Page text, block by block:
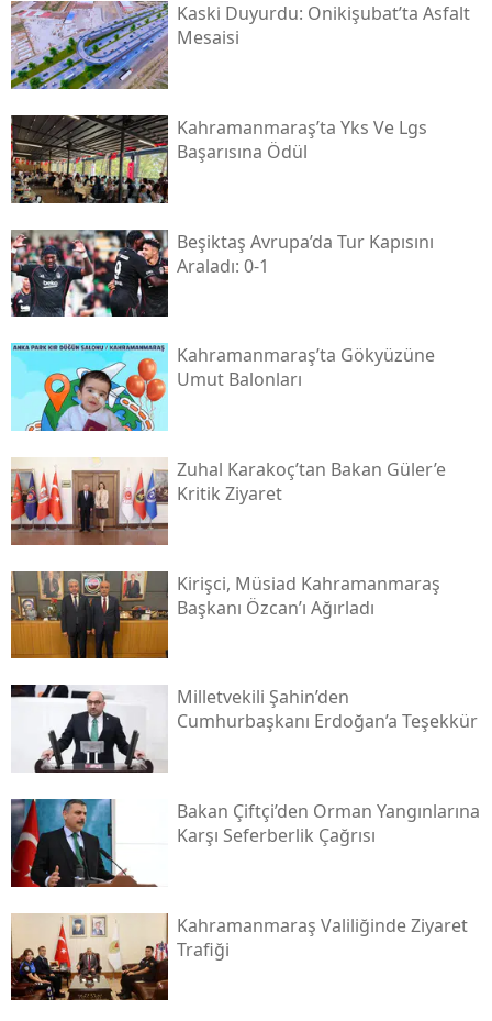
Kaski̇ Duyurdu: Onikişubat’ta Asfalt
Mesaisi
Kahramanmaraş’ta Yks Ve Lgs
Başarısına Ödül
Beşiktaş Avrupa’da Tur Kapısını
Araladı: 0-1
Kahramanmaraş’ta Gökyüzüne
Umut Balonları
Zuhal Karakoç’tan Bakan Güler’e
Kritik Ziyaret
Kirişci, Müsi̇ad Kahramanmaraş
Başkanı Özcan’ı Ağırladı
Milletvekili Şahin’den
Cumhurbaşkanı Erdoğan’a Teşekkür
Bakan Çiftçi’den Orman Yangınlarına
Karşı Seferberlik Çağrısı
Kahramanmaraş Valiliğinde Ziyaret
Trafiği